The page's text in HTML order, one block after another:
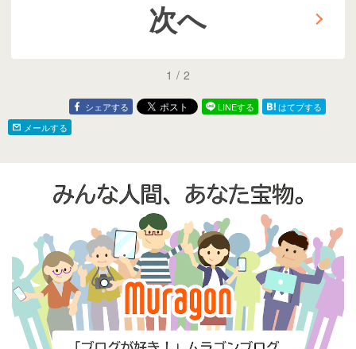
次へ
1 / 2
シェアする LINEする
はてブする
メールする